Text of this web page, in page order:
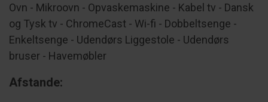
Ovn - Mikroovn - Opvaskemaskine - Kabel tv - Dansk
og Tysk tv - ChromeCast - Wi-fi - Dobbeltsenge -
Enkeltsenge - Udendørs Liggestole - Udendørs
bruser - Havemøbler
Afstande: